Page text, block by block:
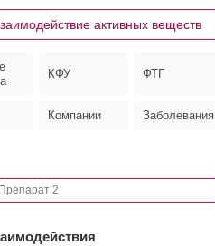
активных веществ
КФУ ФТГ
Компании Заболевания